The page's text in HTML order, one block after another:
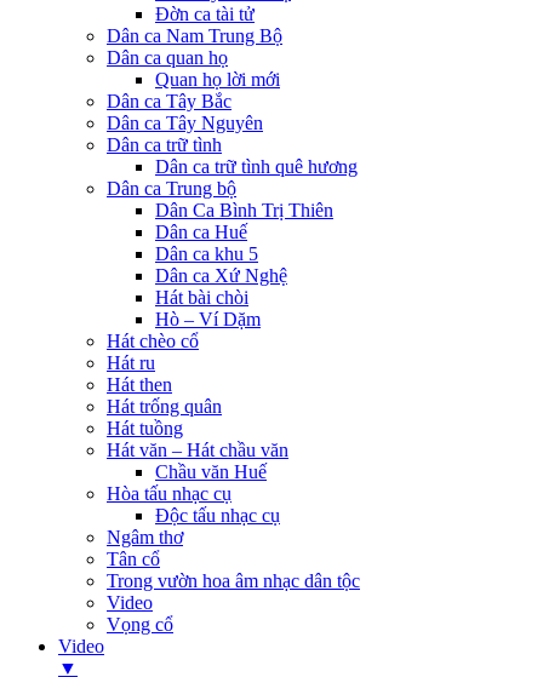
Đờn ca tài tử
Dân ca Nam Trung Bộ
Dân ca quan họ
Quan họ lời mới
Dân ca Tây Bắc
Dân ca Tây Nguyên
Dân ca trữ tình
Dân ca trữ tình quê hương
Dân ca Trung bộ
Dân Ca Bình Trị Thiên
Dân ca Huế
Dân ca khu 5
Dân ca Xứ Nghệ
Hát bài chòi
Hò – Ví Dặm
Hát chèo cổ
Hát ru
Hát then
Hát trống quân
Hát tuồng
Hát văn – Hát chầu văn
Chầu văn Huế
Hòa tấu nhạc cụ
Độc tấu nhạc cụ
Ngâm thơ
Tân cổ
Trong vườn hoa âm nhạc dân tộc
Video
Vọng cổ
Video
▼